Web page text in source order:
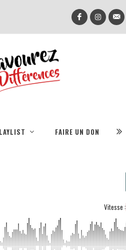
FAIRE UN DON
Vitesse :